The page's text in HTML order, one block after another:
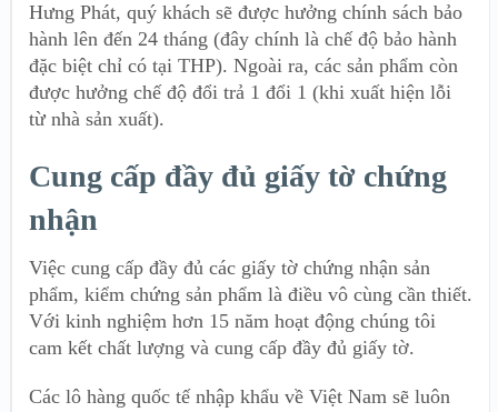
Hưng Phát, quý khách sẽ được hưởng chính sách bảo
hành lên đến 24 tháng (đây chính là chế độ bảo hành
đặc biệt chỉ có tại THP). Ngoài ra, các sản phẩm còn
được hưởng chế độ đổi trả 1 đổi 1 (khi xuất hiện lỗi
từ nhà sản xuất).
Cung cấp đầy đủ giấy tờ chứng
nhận
Việc cung cấp đầy đủ các giấy tờ chứng nhận sản
phẩm, kiểm chứng sản phẩm là điều vô cùng cần thiết.
Với kinh nghiệm hơn 15 năm hoạt động chúng tôi
cam kết chất lượng và cung cấp đầy đủ giấy tờ.
Các lô hàng quốc tế nhập khẩu về Việt Nam sẽ luôn